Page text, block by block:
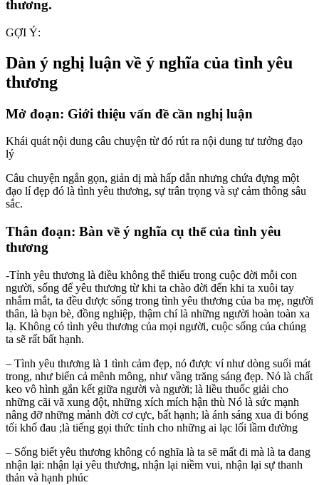
thương.
GỢI Ý:
Dàn ý nghị luận về ý nghĩa của tình yêu
thương
Mở đoạn: Giới thiệu vấn đề cần nghị luận
Khái quát nội dung câu chuyện từ đó rút ra nội dung tư tưởng đạo
lý
Câu chuyện ngắn gọn, giản dị mà hấp dẫn nhưng chứa đựng một
đạo lí đẹp đó là tình yêu thương, sự trân trọng và sự cảm thông sâu
sắc.
Thân đoạn: Bàn về ý nghĩa cụ thể của tình yêu
thương
-Tỉnh yêu thương là điều không thể thiếu trong cuộc đời mỗi con
người, sống để yêu thương từ khi ta chào đời đến khi ta xuôi tay
nhắm mắt, ta đều được sống trong tình yêu thương của ba mẹ, người
thân, là bạn bè, đồng nghiệp, thậm chí là những người hoàn toàn xa
lạ. Không có tình yêu thương của mọi người, cuộc sống của chúng
ta sẽ rất bất hạnh.
– Tình yêu thương là 1 tình cảm đẹp, nó được ví như dòng suối mát
trong, như biển cả mênh mông, như vầng trăng sáng đẹp. Nó là chất
keo vô hình gắn kết giữa người và người; là liều thuốc giải cho
những cãi vã xung đột, những xích mích hận thù Nó là sức mạnh
nâng đỡ những mảnh đời cơ cực, bất hạnh; là ánh sáng xua đi bóng
tối khổ đau ;là tiếng gọi thức tỉnh cho những ai lạc lối lầm đường
– Sống biết yêu thương không có nghĩa là ta sẽ mất đi mà là ta đang
nhận lại: nhận lại yêu thương, nhận lại niềm vui, nhận lại sự thanh
thản và hạnh phúc